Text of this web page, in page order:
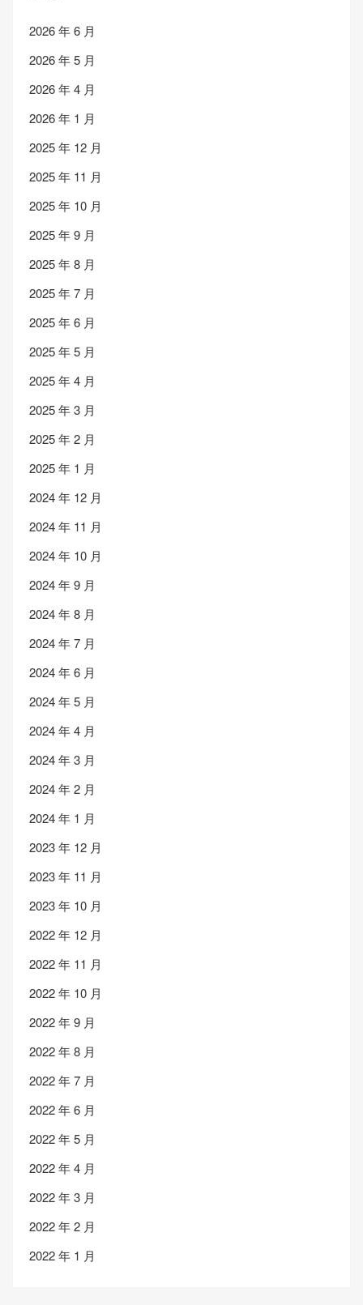
2026 年 6 月
2026 年 5 月
2026 年 4 月
2026 年 1 月
2025 年 12 月
2025 年 11 月
2025 年 10 月
2025 年 9 月
2025 年 8 月
2025 年 7 月
2025 年 6 月
2025 年 5 月
2025 年 4 月
2025 年 3 月
2025 年 2 月
2025 年 1 月
2024 年 12 月
2024 年 11 月
2024 年 10 月
2024 年 9 月
2024 年 8 月
2024 年 7 月
2024 年 6 月
2024 年 5 月
2024 年 4 月
2024 年 3 月
2024 年 2 月
2024 年 1 月
2023 年 12 月
2023 年 11 月
2023 年 10 月
2022 年 12 月
2022 年 11 月
2022 年 10 月
2022 年 9 月
2022 年 8 月
2022 年 7 月
2022 年 6 月
2022 年 5 月
2022 年 4 月
2022 年 3 月
2022 年 2 月
2022 年 1 月